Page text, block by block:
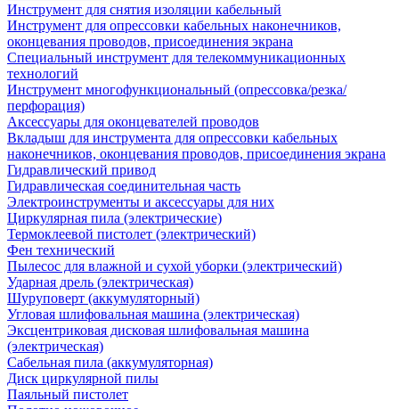
Инструмент для снятия изоляции кабельный
Инструмент для опрессовки кабельных наконечников,
оконцевания проводов, присоединения экрана
Специальный инструмент для телекоммуникационных
технологий
Инструмент многофункциональный (опрессовка/резка/
перфорация)
Аксессуары для оконцевателей проводов
Вкладыш для инструмента для опрессовки кабельных
наконечников, оконцевания проводов, присоединения экрана
Гидравлический привод
Гидравлическая соединительная часть
Электроинструменты и аксессуары для них
Циркулярная пила (электрические)
Термоклеевой пистолет (электрический)
Фен технический
Пылесос для влажной и сухой уборки (электрический)
Ударная дрель (электрическая)
Шуруповерт (аккумуляторный)
Угловая шлифовальная машина (электрическая)
Эксцентриковая дисковая шлифовальная машина
(электрическая)
Сабельная пила (аккумуляторная)
Диск циркулярной пилы
Паяльный пистолет